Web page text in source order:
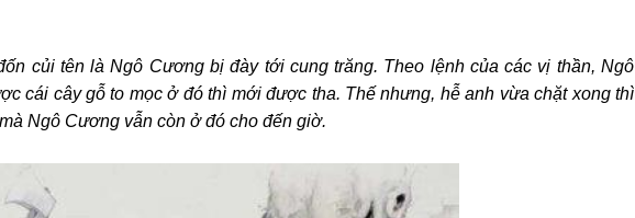
củi tên là Ngô Cương bị đày tới cung trăng. Theo lệnh của các vị thần, Ngô
cái cây gỗ to mọc ở đó thì mới được tha. Thế nhưng, hễ anh vừa chặt xong thì
Ngô Cương vẫn còn ở đó cho đến giờ.